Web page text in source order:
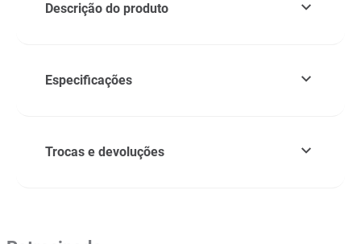
Descrição do produto
Especificações
Trocas e devoluções